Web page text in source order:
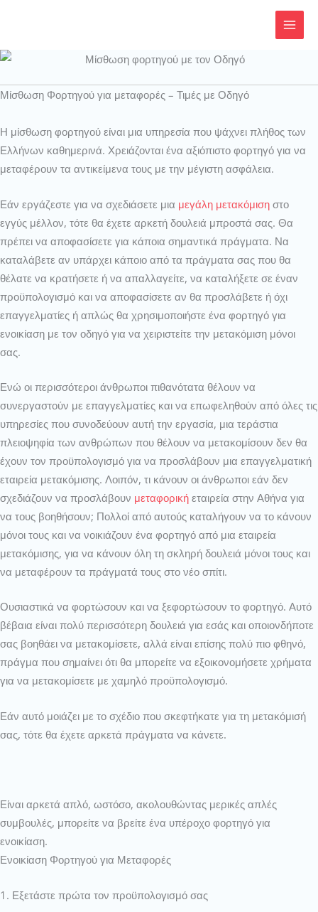
Μίσθωση Φορτηγού για μεταφορές – Τιμές με Οδηγό
Η μίσθωση φορτηγού είναι μια υπηρεσία που ψάχνει πλήθος των
Ελλήνων καθημερινά. Χρειάζονται ένα αξιόπιστο φορτηγό για να
μεταφέρουν τα αντικείμενα τους με την μέγιστη ασφάλεια.
Εάν εργάζεστε για να σχεδιάσετε μια μεγάλη μετακόμιση στο
εγγύς μέλλον, τότε θα έχετε αρκετή δουλειά μπροστά σας. Θα
πρέπει να αποφασίσετε για κάποια σημαντικά πράγματα. Να
καταλάβετε αν υπάρχει κάποιο από τα πράγματα σας που θα
θέλατε να κρατήσετε ή να απαλλαγείτε, να καταλήξετε σε έναν
προϋπολογισμό και να αποφασίσετε αν θα προσλάβετε ή όχι
επαγγελματίες ή απλώς θα χρησιμοποιήστε ένα φορτηγό για
ενοικίαση με τον οδηγό για να χειριστείτε την μετακόμιση μόνοι
σας.
Ενώ οι περισσότεροι άνθρωποι πιθανότατα θέλουν να
συνεργαστούν με επαγγελματίες και να επωφεληθούν από όλες τις
υπηρεσίες που συνοδεύουν αυτή την εργασία, μια τεράστια
πλειοψηφία των ανθρώπων που θέλουν να μετακομίσουν δεν θα
έχουν τον προϋπολογισμό για να προσλάβουν μια επαγγελματική
εταιρεία μετακόμισης. Λοιπόν, τι κάνουν οι άνθρωποι εάν δεν
σχεδιάζουν να προσλάβουν μεταφορική εταιρεία στην Αθήνα για
να τους βοηθήσουν; Πολλοί από αυτούς καταλήγουν να το κάνουν
μόνοι τους και να νοικιάζουν ένα φορτηγό από μια εταιρεία
μετακόμισης, για να κάνουν όλη τη σκληρή δουλειά μόνοι τους και
να μεταφέρουν τα πράγματά τους στο νέο σπίτι.
Ουσιαστικά να φορτώσουν και να ξεφορτώσουν το φορτηγό. Αυτό
βέβαια είναι πολύ περισσότερη δουλειά για εσάς και οποιονδήποτε
σας βοηθάει να μετακομίσετε, αλλά είναι επίσης πολύ πιο φθηνό,
πράγμα που σημαίνει ότι θα μπορείτε να εξοικονομήσετε χρήματα
για να μετακομίσετε με χαμηλό προϋπολογισμό.
Εάν αυτό μοιάζει με το σχέδιο που σκεφτήκατε για τη μετακόμισή
σας, τότε θα έχετε αρκετά πράγματα να κάνετε.
Είναι αρκετά απλό, ωστόσο, ακολουθώντας μερικές απλές
συμβουλές, μπορείτε να βρείτε ένα υπέροχο φορτηγό για
ενοικίαση.
Ενοικίαση Φορτηγού για Μεταφορές
1. Εξετάστε πρώτα τον προϋπολογισμό σας